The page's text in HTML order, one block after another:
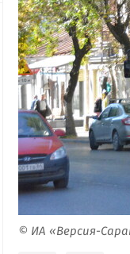
© ИА «Версия-